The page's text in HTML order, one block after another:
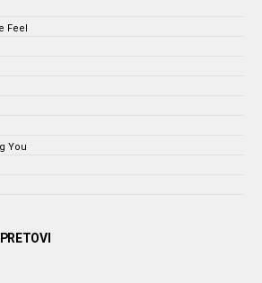
Feel
You